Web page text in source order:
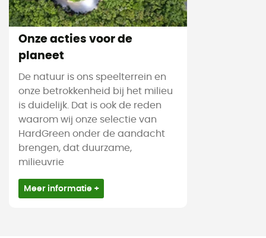
Onze acties voor de
planeet
De natuur is ons speelterrein en
onze betrokkenheid bij het milieu
is duidelijk. Dat is ook de reden
waarom wij onze selectie van
HardGreen onder de aandacht
brengen, dat duurzame,
milieuvrie
Meer informatie +